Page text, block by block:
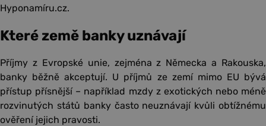
Hyponamíru.cz.
Které země banky uznávají
Příjmy z Evropské unie, zejména z Německa a Rakouska,
banky běžně akceptují. U příjmů ze zemí mimo EU bývá
přístup přísnější – například mzdy z exotických nebo méně
rozvinutých států banky často neuznávají kvůli obtížnému
ověření jejich pravosti.